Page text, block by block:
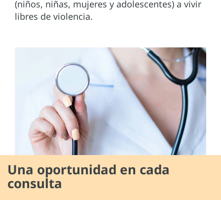
(niños, niñas, mujeres y adolescentes) a vivir
libres de violencia.
Una oportunidad en cada
consulta